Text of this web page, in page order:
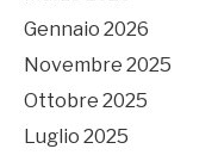
Gennaio 2026
Novembre 2025
Ottobre 2025
Luglio 2025